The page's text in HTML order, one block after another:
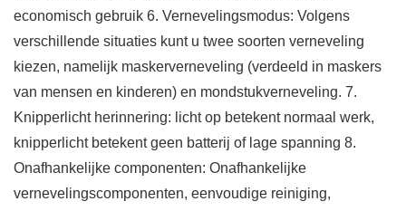
economisch gebruik 6. Vernevelingsmodus: Volgens
verschillende situaties kunt u twee soorten verneveling
kiezen, namelijk maskerverneveling (verdeeld in maskers
van mensen en kinderen) en mondstukverneveling. 7.
Knipperlicht herinnering: licht op betekent normaal werk,
knipperlicht betekent geen batterij of lage spanning 8.
Onafhankelijke componenten: Onafhankelijke
vernevelingscomponenten, eenvoudige reiniging,